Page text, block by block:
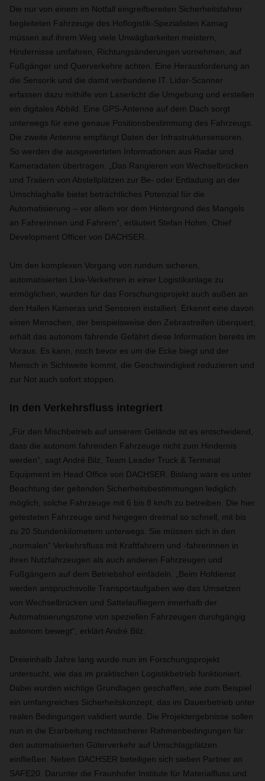
Die nur von einem im Notfall eingreifbereiten Sicherheitsfahrer
begleiteten Fahrzeuge des Hoflogistik-Spezialisten Kamag
müssen auf ihrem Weg viele Unwägbarkeiten meistern,
Hindernisse umfahren, Richtungsänderungen vornehmen, auf
Fußgänger und Querverkehre achten. Eine Herausforderung an
die Sensorik und die damit verbundene IT. Lidar-Scanner
erfassen dazu mithilfe von Laserlicht die Umgebung und erstellen
ein digitales Abbild. Eine GPS-Antenne auf dem Dach sorgt
unterwegs für eine genaue Positionsbestimmung des Fahrzeugs.
Die zweite Antenne empfängt Daten der Infrastruktursensoren.
So werden die ausgewerteten Informationen aus Radar und
Kameradaten übertragen. „Das Rangieren von Wechselbrücken
und Trailern von Abstellplätzen zur Be- oder Entladung an der
Umschlaghalle bietet beträchtliches Potenzial für die
Automatisierung – vor allem vor dem Hintergrund des Mangels
an Fahrerinnen und Fahrern“, erläutert Stefan Hohm, Chief
Development Officer von DACHSER.
Um den komplexen Vorgang von rundum sicheren,
automatisierten Lkw-Verkehren in einer Logistikanlage zu
ermöglichen, wurden für das Forschungsprojekt auch außen an
den Hallen Kameras und Sensoren installiert. Erkennt eine davon
einen Menschen, der beispielsweise den Zebrastreifen überquert,
erhält das autonom fahrende Gefährt diese Information bereits im
Voraus. Es kann, noch bevor es um die Ecke biegt und der
Mensch in Sichtweite kommt, die Geschwindigkeit reduzieren und
zur Not auch sofort stoppen.
In den Verkehrsfluss integriert
„Für den Mischbetrieb auf unserem Gelände ist es entscheidend,
dass die autonom fahrenden Fahrzeuge nicht zum Hindernis
werden“, sagt André Bilz, Team Leader Truck & Terminal
Equipment im Head Office von DACHSER. Bislang wäre es unter
Beachtung der geltenden Sicherheitsbestimmungen lediglich
möglich, solche Fahrzeuge mit 6 bis 8 km/h zu betreiben. Die hier
getesteten Fahrzeuge sind hingegen dreimal so schnell, mit bis
zu 20 Stundenkilometern unterwegs. Sie müssen sich in den
„normalen“ Verkehrsfluss mit Kraftfahrern und -fahrerinnen in
ihren Nutzfahrzeugen als auch anderen Fahrzeugen und
Fußgängern auf dem Betriebshof einfädeln. „Beim Hofdienst
werden anspruchsvolle Transportaufgaben wie das Umsetzen
von Wechselbrücken und Sattelaufliegern innerhalb der
Automatisierungszone von speziellen Fahrzeugen durchgängig
autonom bewegt“, erklärt André Bilz.
Dreieinhalb Jahre lang wurde nun im Forschungsprojekt
untersucht, wie das im praktischen Logistikbetrieb funktioniert.
Dabei wurden wichtige Grundlagen geschaffen, wie zum Beispiel
ein umfangreiches Sicherheitskonzept, das im Dauerbetrieb unter
realen Bedingungen validiert wurde. Die Projektergebnisse sollen
nun in die Erarbeitung rechtssicherer Rahmenbedingungen für
den automatisierten Güterverkehr auf Umschlagplätzen
einfließen. Neben DACHSER beteiligen sich sieben Partner an
SAFE20. Darunter die Fraunhofer Institute für Materialfluss und